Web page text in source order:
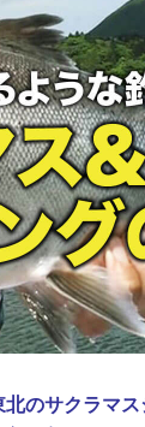
のサクラマ